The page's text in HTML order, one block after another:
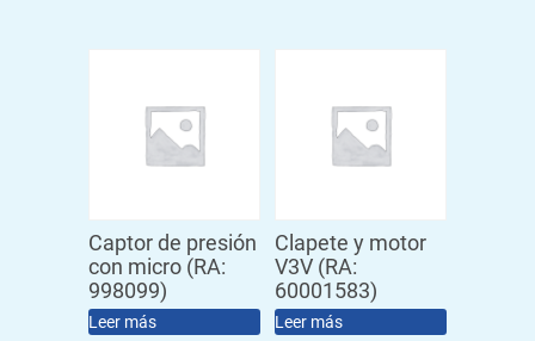
Captor de presión
con micro (RA:
998099)
Leer más
Clapete y motor
V3V (RA:
60001583)
Leer más